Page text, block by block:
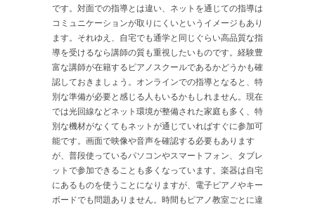
です。対面での指導とは違い、ネットを通じての指導は
コミュニケーションが取りにくいというイメージもあり
ます。それゆえ、自宅でも通学と同じぐらい高品質な指
導を受けるなら講師の質も重視したいものです。経験豊
富な講師が在籍するピアノスクールであるかどうかも確
認しておきましょう。オンラインでの指導となると、特
別な準備が必要と感じる人もいるかもしれません。現在
では光回線などネット環境が整備された家庭も多く、特
別な機材がなくてもネットが通じていればすぐに参加可
能です。画面で映像や音声を確認する必要もあります
が、普段使っているパソコンやスマートフォン、タブレ
ットで参加できることも多くなっています。楽器は自宅
にあるものを使うことになりますが、電子ピアノやキー
ボードでも問題ありません。時間もピアノ教室ごとに違